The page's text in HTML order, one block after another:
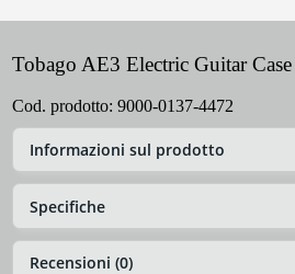
Tobago AE3 Electric Guitar Case
Cod. prodotto: 9000-0137-4472
Informazioni sul prodotto
Specifiche
Recensioni (0)